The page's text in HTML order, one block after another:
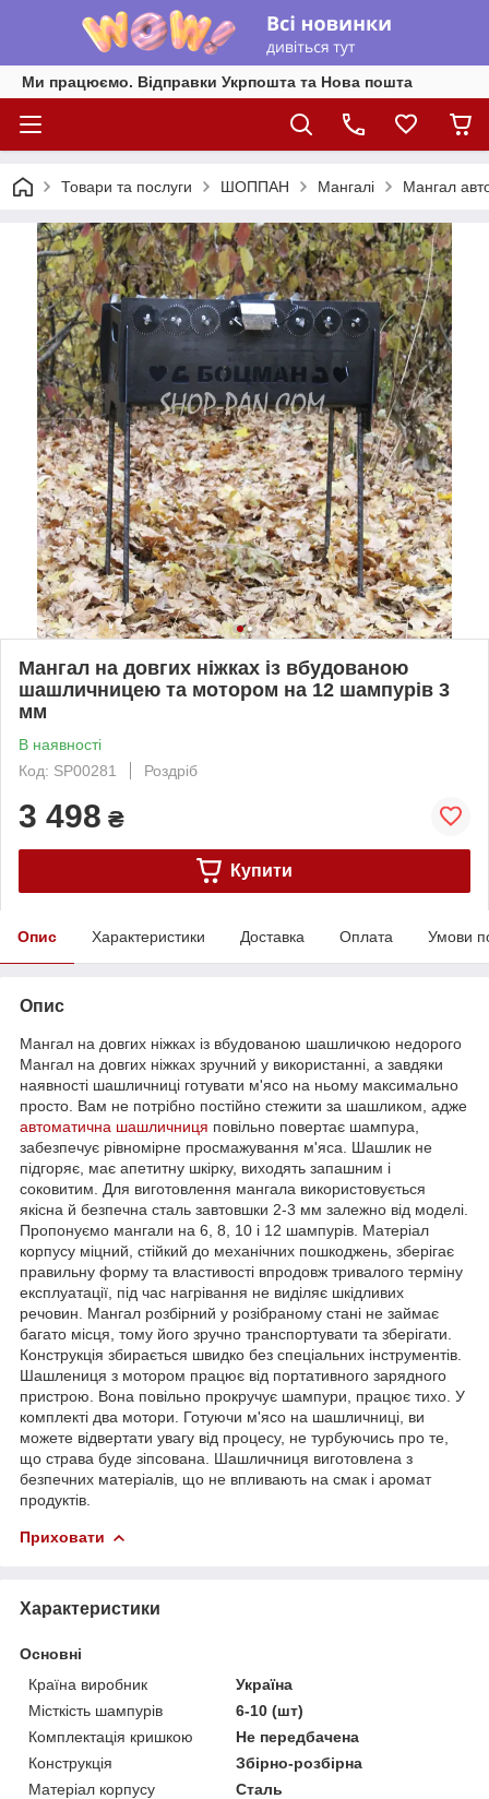
Ми працюємо. Відправки Укрпошта та Нова пошта
Товари та послуги ШОППАН Мангалі Мангал
Мангал на довгих ніжках із вбудованою
шашличницею та мотором на 12 шампурів 3
мм
В наявності
Код: SP00281
Роздріб
3 498 ₴
Купити
Опис Характеристики Доставка Оплата Умови
Опис
Мангал на довгих ніжках із вбудованою шашличкою недорого
Мангал на довгих ніжках зручний у використанні, а завдяки
наявності шашличниці готувати м'ясо на ньому максимально
просто. Вам не потрібно постійно стежити за шашликом, адже
автоматична шашличниця повільно повертає шампура,
забезпечує рівномірне просмажування м'яса. Шашлик не
підгоряє, має апетитну шкірку, виходять запашним і
соковитим. Для виготовлення мангала використовується
якісна й безпечна сталь завтовшки 2-3 мм залежно від моделі.
Пропонуємо мангали на 6, 8, 10 і 12 шампурів. Матеріал
корпусу міцний, стійкий до механічних пошкоджень, зберігає
правильну форму та властивості впродовж тривалого терміну
експлуатації, під час нагрівання не виділяє шкідливих
речовин. Мангал розбірний у розібраному стані не займає
багато місця, тому його зручно транспортувати та зберігати.
Конструкція збирається швидко без спеціальних інструментів.
Шашлениця з мотором працює від портативного зарядного
пристрою. Вона повільно прокручує шампури, працює тихо. У
комплекті два мотори. Готуючи м'ясо на шашличниці, ви
можете відвертати увагу від процесу, не турбуючись про те,
що страва буде зіпсована. Шашличниця виготовлена з
безпечних матеріалів, що не впливають на смак і аромат
продуктів.
Приховати
Характеристики
Основні
Країна виробник
Україна
Місткість шампурів
6-10 (шт)
Комплектація кришкою
Не передбачена
Конструкція
Збірно-розбірна
Матеріал корпусу
Сталь